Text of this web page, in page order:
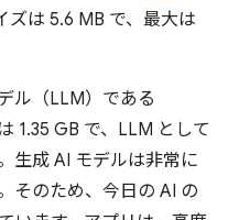
ズは 5.6 MB で、最大は
ル（LLM）である
1.35 GB で、LLM として
生成 AI モデルは非常に
そのため、今日の AI の